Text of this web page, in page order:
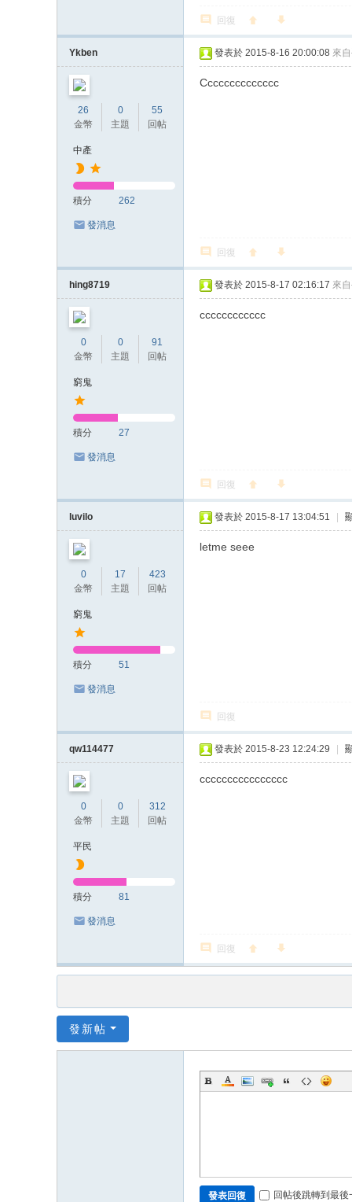
回復
Ykben
26
金幣
0
主題
55
回帖
中產
積分 262
發消息
發表於 2015-8-16 20:00:08 來
Cccccccccccccc
回復
hing8719
0
金幣
0
主題
91
回帖
窮鬼
積分 27
發消息
發表於 2015-8-17 02:16:17 來
cccccccccccc
回復
luvilo
0
金幣
17
主題
423
回帖
窮鬼
積分 51
發消息
發表於 2015-8-17 13:04:51
letme seee
回復
qw114477
0
金幣
0
主題
312
回帖
平民
積分 81
發消息
發表於 2015-8-23 12:24:29
cccccccccccccccc
回復
發新帖
發表回復 回帖後跳轉到最後